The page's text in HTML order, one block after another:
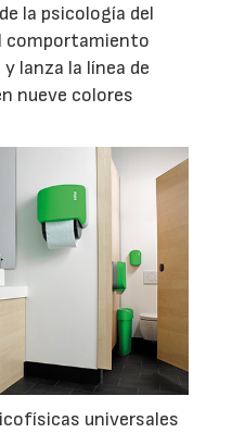
la psicología del
comportamiento
lanza la línea de
nueve colores
universales